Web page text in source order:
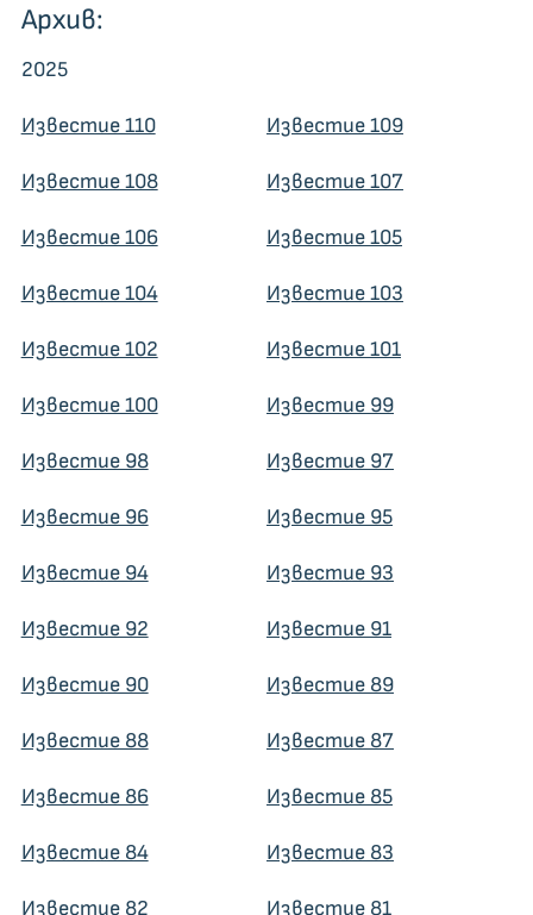
Архив:
2025
Известие 110 Известие 109
Известие 108 Известие 107
Известие 106 Известие 105
Известие 104 Известие 103
Известие 102 Известие 101
Известие 100 Известие 99
Известие 98 Известие 97
Известие 96 Известие 95
Известие 94 Известие 93
Известие 92 Известие 91
Известие 90 Известие 89
Известие 88 Известие 87
Известие 86 Известие 85
Известие 84 Известие 83
Известие 82 Известие 81